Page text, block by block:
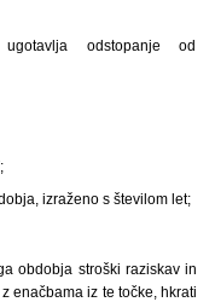
odstopanje od
;
izraženo s številom let;
obdobja stroški raziskav in
enačbama iz te točke, hkrati